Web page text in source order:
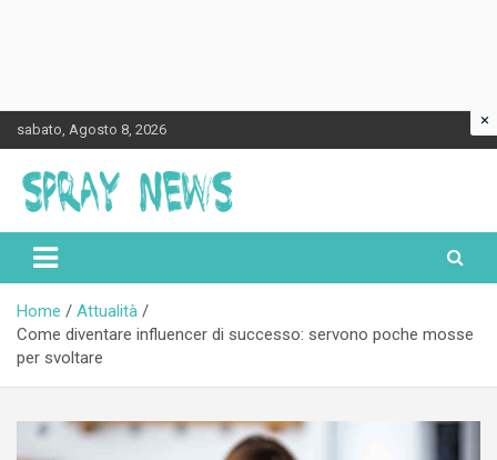
to
content
sabato, Agosto 8, 2026
Spraynews.it
Home
Attualità
Come diventare influencer di successo: servono poche mosse
per svoltare
×